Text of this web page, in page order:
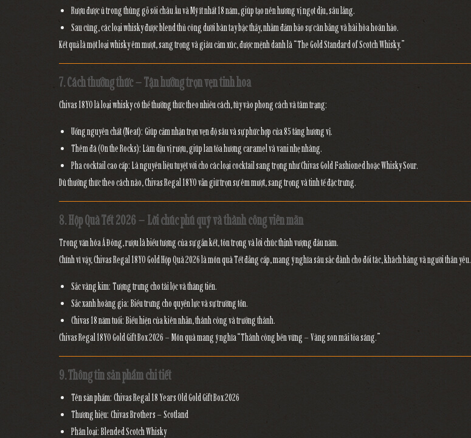
Rượu đượcủ trong thùng gỗ sồi châu Âu và Mỹít nhất 18 năm, giúp tạo nên hương vị ngọt dịu, sâu lắng.
Sau cùng, các loại whisky đượcblend thủ côngdưới bàn tay bậc thầy, nhằm đảm bảo sựcân bằng và hài hòa hoàn hảo.
Kết quả là một loại whiskyêm mượt, sang trọng và giàu cảm xúc, được mệnh danh là “The Gold Standard of Scotch Whisky.”
7. Cách thưởng thức – Tận hưởng trọn vẹn tinh hoa
Chivas 18YO là loại whisky có thể thưởng thức theo nhiều cách, tùy vào phong cách và tâm trạng:
Uống nguyên chất (Neat): Giúp cảm nhận trọn vẹn độ sâu và sự phức hợp của 85 tầng hương vị.
Thêm đá (On the Rocks): Làm dịu vị rượu, giúp lan tỏa hương caramel và vani nhẹ nhàng.
Pha cocktail cao cấp: Là nguyên liệu tuyệt vời cho các loại cocktail sang trọng nhưChivas Gold Fashioned hoặcWhisky Sour.
Dù thưởng thức theo cách nào,Chivas Regal 18YOvẫn giữ trọnsự êm mượt, sang trọng và tinh tế đặc trưng.
8. Hộp Quà Tết 2026 – Lời chúc phú quý và thành công viên mãn
Trong văn hóa Á Đông, rượu là biểu tượng củasự gắn kết, tôn trọng và lời chúc thịnh vượng đầu năm.
Chính vì vậy,Chivas Regal 18YO Gold Hộp Quà 2026làmón quà Tết đẳng cấp, mang ý nghĩa sâu sắc dành cho đối tác, khách hàng và người thân yêu.
Sắc vàng kim: Tượng trưng cho tài lộc và thăng tiến.
Sắc xanh hoàng gia: Biểu trưng cho quyền lực và sự trường tồn.
Chivas 18 năm tuổi: Biểu hiện của kiên nhẫn, thành công và trưởng thành.
Chivas Regal 18YO Gold Gift Box 2026 – Món quà mang ý nghĩa “Thành công bền vững – Vàng son mãi tỏa sáng.”
9. Thông tin sản phẩm chi tiết
Tên sản phẩm: Chivas Regal 18 Years Old Gold Gift Box 2026
Thương hiệu: Chivas Brothers – Scotland
Phân loại: Blended Scotch Whisky